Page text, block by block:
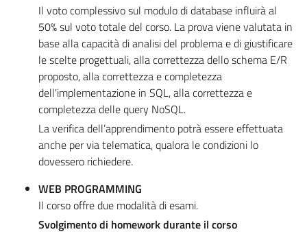
Il voto complessivo sul modulo di database influirà al
50% sul voto totale del corso. La prova viene valutata in
base alla capacità di analisi del problema e di giustificare
le scelte progettuali, alla correttezza dello schema E/R
proposto, alla correttezza e completezza
dell'implementazione in SQL, alla correttezza e
completezza delle query NoSQL.
La verifica dell’apprendimento potrà essere effettuata
anche per via telematica, qualora le condizioni lo
dovessero richiedere.
WEB PROGRAMMING
Il corso offre due modalità di esami.
Svolgimento di homework durante il corso